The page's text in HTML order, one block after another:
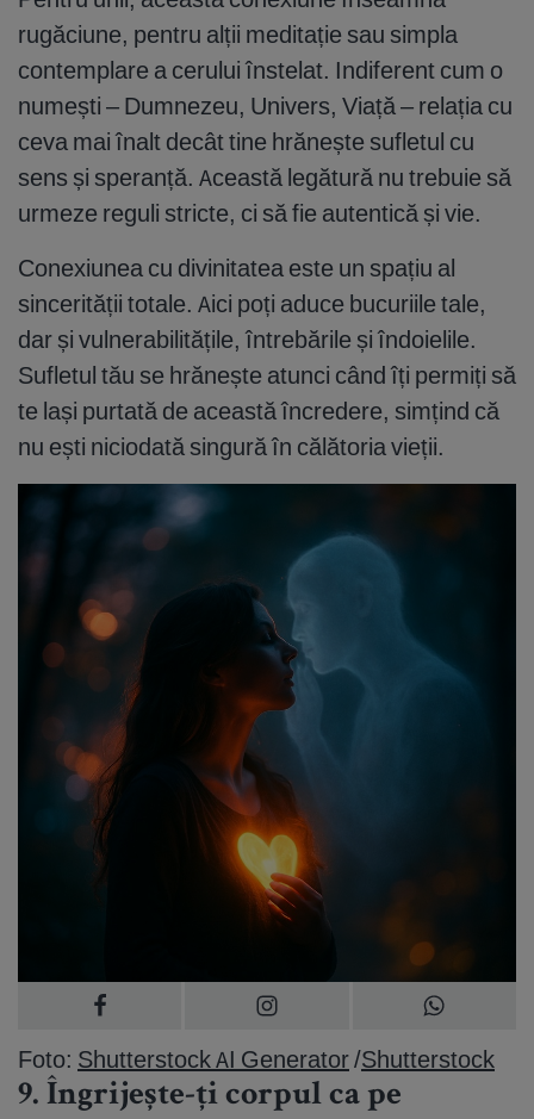
rugăciune, pentru alții meditație sau simpla
contemplare a cerului înstelat. Indiferent cum o
numești – Dumnezeu, Univers, Viață – relația cu
ceva mai înalt decât tine hrănește sufletul cu
sens și speranță. Această legătură nu trebuie să
urmeze reguli stricte, ci să fie autentică și vie.
Conexiunea cu divinitatea este un spațiu al
sincerității totale. Aici poți aduce bucuriile tale,
dar și vulnerabilitățile, întrebările și îndoielile.
Sufletul tău se hrănește atunci când îți permiți să
te lași purtată de această încredere, simțind că
nu ești niciodată singură în călătoria vieții.
Foto: Shutterstock AI Generator/Shutterstock
9. Îngrijește-ți corpul ca pe